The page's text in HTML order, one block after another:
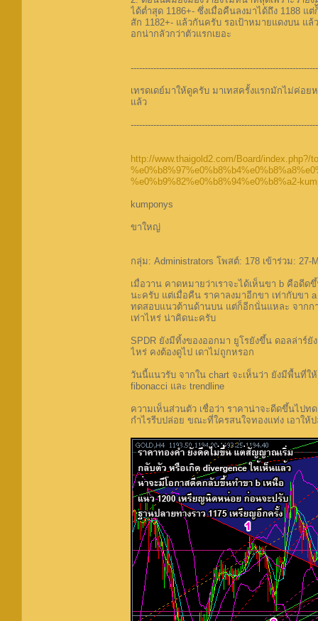
ได้ต่ำสุด 1186+- ซึ่งเมื่อคืนลงมาได้ถึง 1188
สัก 1182+- แล้วกันครับ รอเป้าหมายแดงบน แ
อกน่ากลัวกว่าตัวแรกเยอะ
เทรดเดย์มาให้ดูครับ มาเทสครั้งแรกมักไม่ค่อ
แล้ว
http://www.thaigold2.com/Board/index.php?/
%e0%b9%82%e0%b8%94%e0%b8%a2-
kumponys
ขาใหญ่
กลุ่ม: Administrators โพสต์: 178 เข้าร่วม:
เมื่อวาน คาดหมายว่าเราจะได้เห็นขา b คือดี
นะครับ แต่เมื่อคืน ราคาลงมาอีกขา เท่ากับขา
ทดสอบแนวต้านด้านบน แต่ก็อีกนั่นแหละ จากก
เท่าไหร่ น่าคิดนะครับ
SPDR ยังมีทิ้งของออกมา ยูโรยังขึ้น ดอลล่าร์
ไหร่ คงต้องดูไป เดาไม่ถูกหรอก
วันนี้แนวรับ จากใน chart จะเห็นว่า ยังมีพื้นที่
fibonacci และ trendline
ความเห็นส่วนตัว เชื่อว่า ราคาน่าจะดีดขึ้นไปท
กำไรรีบปล่อย ขณะที่ใครสนใจทองแท่ง เอาใ